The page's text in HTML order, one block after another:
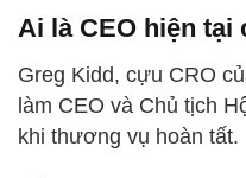
Ai là CEO hiện tại
Greg Kidd, cựu CRO
làm CEO và Chủ tịch
khi thương vụ hoàn tất.